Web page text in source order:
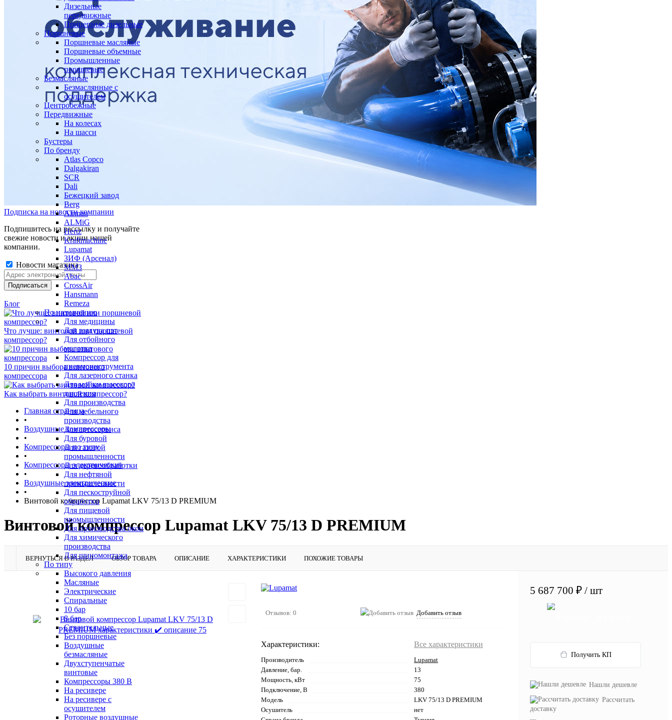
Дизельные
передвижные
Прицепные дизельные
Поршневые
Поршневые масляные
Поршневые объемные
Промышленные
поршневые
Безмасляные
Безмаслянные с
осушителем
Центробежные
Передвижные
На колесах
На шасси
Бустеры
По бренду
Atlas Copco
Dalgakiran
SCR
Dali
Бежецкий завод
Berg
Airman
ALMiG
Hertz
Kraftmachine
Lupamat
ЗИФ (Арсенал)
ММЗ
Abac
CrossAir
Hansmann
Remeza
По назначению
Для медицины
Для выдува пэт
Для отбойного
молотка
Компрессор для
пневмоинструмента
Для лазерного станка
Для мойки высокого
давления
Для производства
Для мебельного
производства
Для автосервиса
Для буровой
Для газовой
промышленности
Для деревообработки
Для нефтяной
промышленности
Для пескоструйной
обработки
Для пищевой
промышленности
Для производства окон
Для химического
производства
Для шиномонтажа
По типу
Высокого давления
Масляные
Электрические
Спиральные
10 бар
8 бар
Cтроительные
Без поршневые
Воздушные
безмасляные
Двухступенчатые
винтовые
Компрессоры 380 В
На ресивере
На ресивере с
осушителем
Роторные воздушные
Подписка на новости компании
Подпишитесь на рассылку и получайте
свежие новости и акции нашей
компании.
Новости магазина
Блог
Что лучше: винтовой или поршневой
компрессор?
10 причин выбора винтового
компрессора
Как выбрать винтовой компрессор?
Главная страница
•
Воздушные компрессоры
•
Компрессоры по типу
•
Компрессоры электрические
•
Воздушные электрические
•
Винтовой компрессор Lupamat LKV 75/13 D PREMIUM
Винтовой компрессор Lupamat LKV 75/13 D PREMIUM
ВЕРНУТЬСЯ В РАЗДЕЛ ОБЗОР ТОВАРА ОПИСАНИЕ ХАРАКТЕРИСТИКИ ПОХОЖИЕ ТОВАРЫ
Отзывов: 0 Добавить отзыв
Характеристики: Все характеристики
Производитель
Lupamat
Давление, бар.
13
Мощность, кВт
75
Подключение, В
380
Модель
LKV 75/13 D PREMIUM
Осушитель
нет
5 687 700 ₽ / шт
Получить КП
Нашли дешевле
Рассчитать
доставку